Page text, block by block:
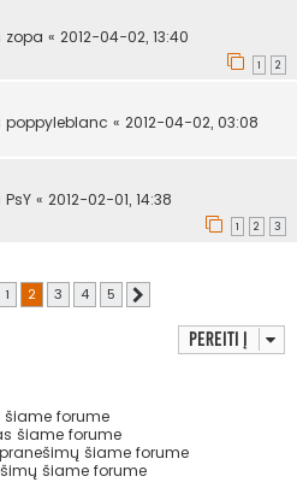
zopa « 2012-04-02, 13:40
1 2
poppyleblanc « 2012-04-02, 03:08
PsY « 2012-02-01, 14:38
1 2 3
Ankstesnis
1 2 3 4 5
Pereiti į
forume
šiame forume
šiame forume
šiame forume